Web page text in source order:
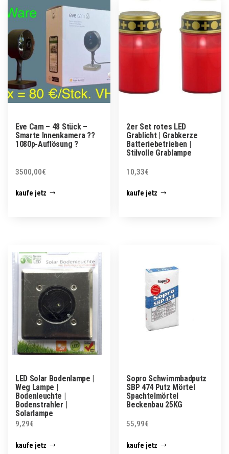
Eve Cam – 48 Stück –
Smarte Innenkamera ??
1080p-Auflösung ?
3500,00€
kaufe jetz
2er Set rotes LED
Grablicht | Grabkerze
Batteriebetrieben |
Stilvolle Grablampe
10,33€
kaufe jetz
LED Solar Bodenlampe |
Weg Lampe |
Bodenleuchte |
Bodenstrahler |
Solarlampe
9,29€
kaufe jetz
Sopro Schwimmbadputz
SBP 474 Putz Mörtel
Spachtelmörtel
Beckenbau 25KG
55,99€
kaufe jetz